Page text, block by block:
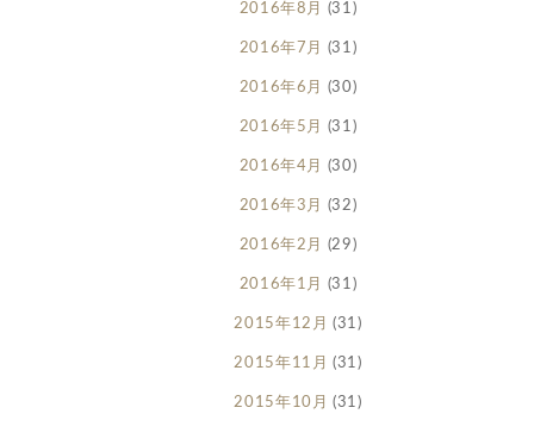
2016年8月 (31)
2016年7月 (31)
2016年6月 (30)
2016年5月 (31)
2016年4月 (30)
2016年3月 (32)
2016年2月 (29)
2016年1月 (31)
2015年12月 (31)
2015年11月 (31)
2015年10月 (31)